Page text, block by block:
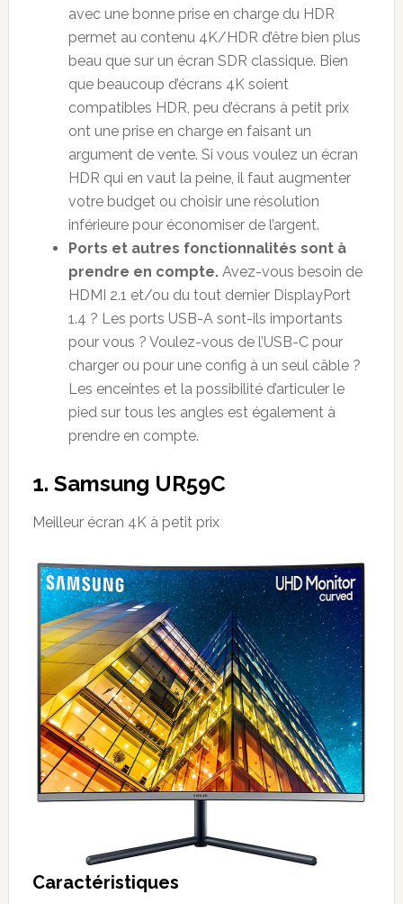
avec une bonne prise en charge du HDR
permet au contenu 4K/HDR d’être bien plus
beau que sur un écran SDR classique. Bien
que beaucoup d’écrans 4K soient
compatibles HDR, peu d’écrans à petit prix
ont une prise en charge en faisant un
argument de vente. Si vous voulez un écran
HDR qui en vaut la peine, il faut augmenter
votre budget ou choisir une résolution
inférieure pour économiser de l’argent.
Ports et autres fonctionnalités sont à
prendre en compte. Avez-vous besoin de
HDMI 2.1 et/ou du tout dernier DisplayPort
1.4 ? Les ports USB-A sont-ils importants
pour vous ? Voulez-vous de l’USB-C pour
charger ou pour une config à un seul câble ?
Les enceintes et la possibilité d’articuler le
pied sur tous les angles est également à
prendre en compte.
1. Samsung UR59C
Meilleur écran 4K à petit prix
Caractéristiques